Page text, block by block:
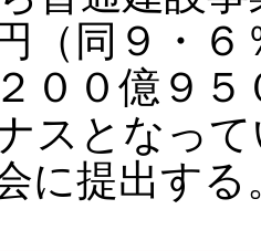
（同９・
００億９
スとなっ
に提出す